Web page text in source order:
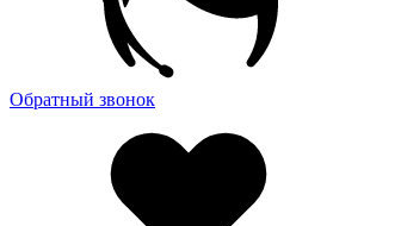
Обратный звонок